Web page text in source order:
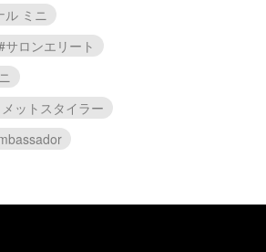
ル ミニ
サロンエリート
ットスタイラー